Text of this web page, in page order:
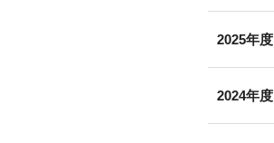
2024年度
2025年度